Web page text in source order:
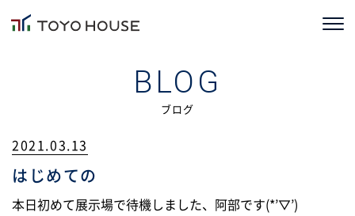
TOYOHOUSEの家づくり
施工事例
BLOG
ブログ
2021.03.13
はじめての
本日初めて展示場で待機しました、阿部です(*’▽’)